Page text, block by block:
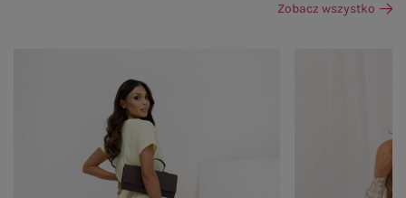
Zobacz wszystko